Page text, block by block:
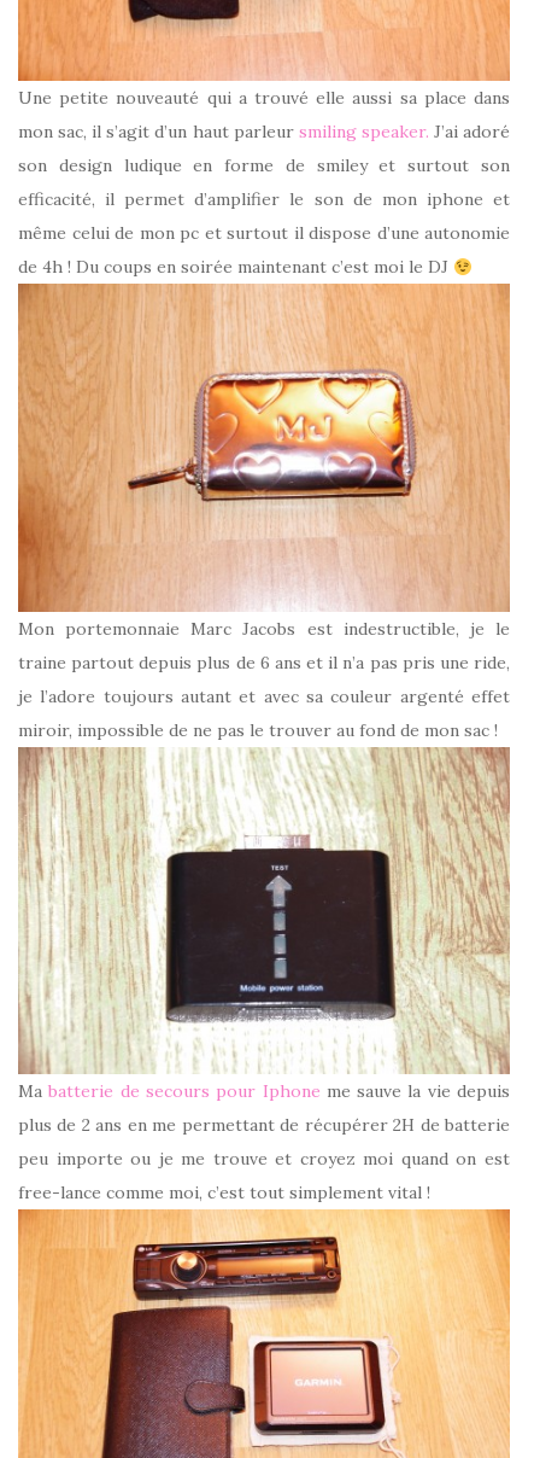
Une petite nouveauté qui a trouvé elle aussi sa place dans
mon sac, il s’agit d’un haut parleur smiling speaker. J’ai adoré
son design ludique en forme de smiley et surtout son
efficacité, il permet d’amplifier le son de mon iphone et
même celui de mon pc et surtout il dispose d’une autonomie
de 4h ! Du coups en soirée maintenant c’est moi le DJ
Mon portemonnaie Marc Jacobs est indestructible, je le
traine partout depuis plus de 6 ans et il n’a pas pris une ride,
je l’adore toujours autant et avec sa couleur argenté effet
miroir, impossible de ne pas le trouver au fond de mon sac !
Mabatterie de secours pour Iphone me sauve la vie depuis
plus de 2 ans en me permettant de récupérer 2H de batterie
peu importe ou je me trouve et croyez moi quand on est
free-lance comme moi, c’est tout simplement vital !